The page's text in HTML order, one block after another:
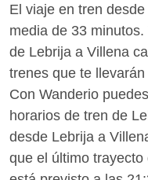
El viaje en tren
media de 33
de Lebrija a Villena
trenes que te
Con Wanderio
horarios de tren de
desde Lebrija a
que el último